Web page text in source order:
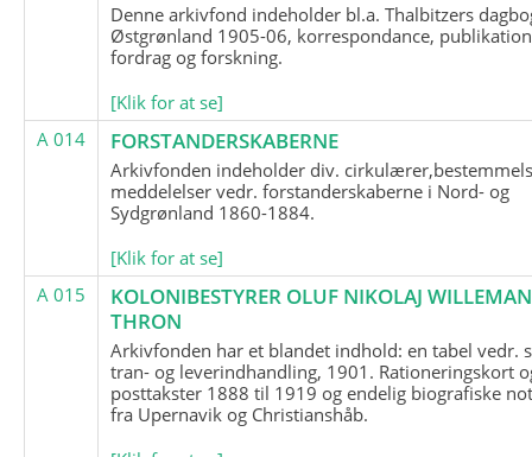
Denne arkivfond indeholder bl.a. Thalbitzers
Østgrønland 1905-06, korrespondance,
fordrag og forskning.
[Klik for at se]
A 014
FORSTANDERSKABERNE
Arkivfonden indeholder div.
meddelelser vedr. forstanderskaberne i Nord- og
Sydgrønland 1860-1884.
[Klik for at se]
A 015
KOLONIBESTYRER OLUF NIKOLAJ
THRON
Arkivfonden har et blandet indhold: en tabel vedr.
tran- og leverindhandling, 1901. Rationeringskort
posttakster 1888 til 1919 og endelig biografiske
fra Upernavik og Christianshåb.